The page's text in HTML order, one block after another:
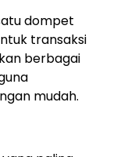
dompet
transaksi
berbagai
mudah.